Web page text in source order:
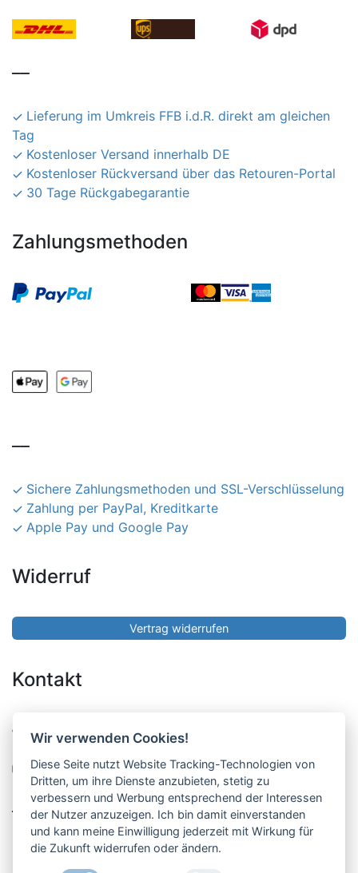
Lieferung im Umkreis FFB i.d.R. direkt am gleichen
Tag
Kostenloser Versand innerhalb DE
Kostenloser Rückversand über das Retouren-Portal
30 Tage Rückgabegarantie
Zahlungsmethoden
Sichere Zahlungsmethoden und SSL-Verschlüsselung
Zahlung per PayPal, Kreditkarte
Apple Pay und Google Pay
Widerruf
Vertrag widerrufen
Kontakt
Pucher Straße 10, Fürstenfeldbruck
08141-12269
shop@englschalk.de
Öffnungszeiten
Wir verwenden Cookies!
Diese Seite nutzt Website Tracking-Technologien von
Dritten, um ihre Dienste anzubieten, stetig zu
verbessern und Werbung entsprechend der Interessen
der Nutzer anzuzeigen. Ich bin damit einverstanden
und kann meine Einwilligung jederzeit mit Wirkung für
die Zukunft widerrufen oder ändern.